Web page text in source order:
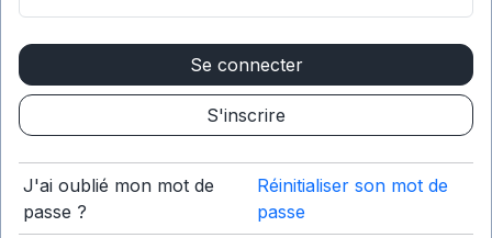
S'inscrire
J'ai oublié mon mot de
passe ?
Réinitialiser son mot de
passe